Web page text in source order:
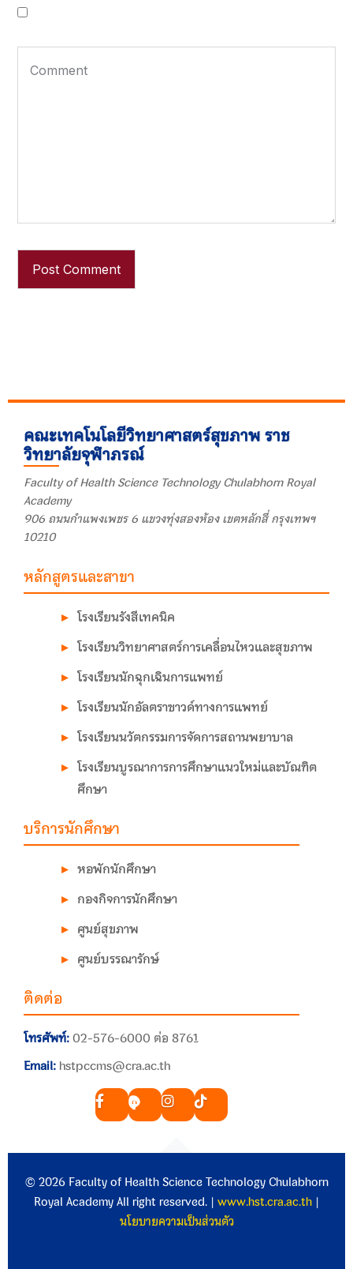
คณะเทคโนโลยีวิทยาศาสตร์สุขภาพ ราช
วิทยาลัยจุฬาภรณ์
Faculty of Health Science Technology Chulabhorn Royal
Academy
906 ถนนกำแพงเพชร 6 แขวงทุ่งสองห้อง เขตหลักสี่ กรุงเทพฯ
10210
หลักสูตรและสาขา
โรงเรียนรังสีเทคนิค
โรงเรียนวิทยาศาสตร์การเคลื่อนไหวและสุขภาพ
โรงเรียนนักฉุกเฉินการแพทย์
โรงเรียนนักอัลตราซาวด์ทางการแพทย์
โรงเรียนนวัตกรรมการจัดการสถานพยาบาล
โรงเรียนบูรณาการการศึกษาแนวใหม่และบัณฑิต
ศึกษา
บริการนักศึกษา
หอพักนักศึกษา
กองกิจการนักศึกษา
ศูนย์สุขภาพ
ศูนย์บรรณารักษ์
ติดต่อ
โทรศัพท์:02-576-6000 ต่อ 8761
Email: hstpccms@cra.ac.th
© 2026 Faculty of Health Science Technology Chulabhorn
Royal Academy All right reserved. | www.hst.cra.ac.th |
นโยบายความเป็นส่วนตัว